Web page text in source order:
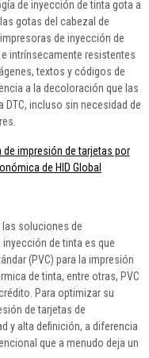
de inyección de tinta gota a
gotas del cabezal de
de inyección de
intrínsecamente resistentes
textos y códigos de
a la decoloración que las
incluso sin necesidad de
impresión de tarjetas por
de HID Global
las soluciones de
de tinta es que
(PVC) para la impresión
de tinta, entre otras, PVC
Para optimizar su
de tarjetas de
y alta definición, a diferencia
que a menudo deja un